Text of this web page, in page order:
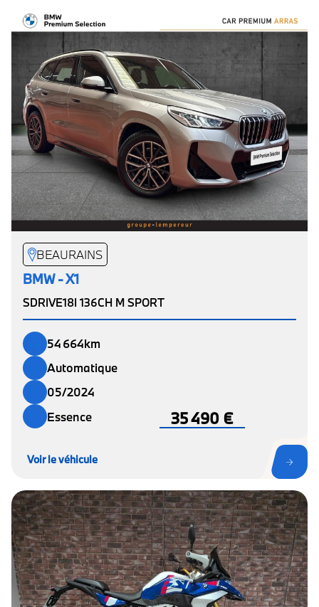
BEAURAINS
BMW - X1
SDRIVE18I 136CH M SPORT
54 664km
Automatique
05/2024
Essence
35 490 €
Voir le véhicule